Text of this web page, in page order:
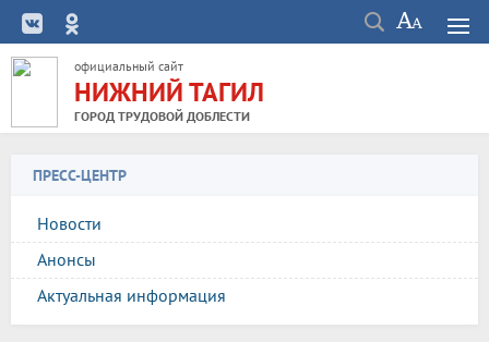
официальный сайт
НИЖНИЙ ТАГИЛ
ГОРОД ТРУДОВОЙ ДОБЛЕСТИ
ПРЕСС-ЦЕНТР
Новости
Анонсы
Актуальная информация